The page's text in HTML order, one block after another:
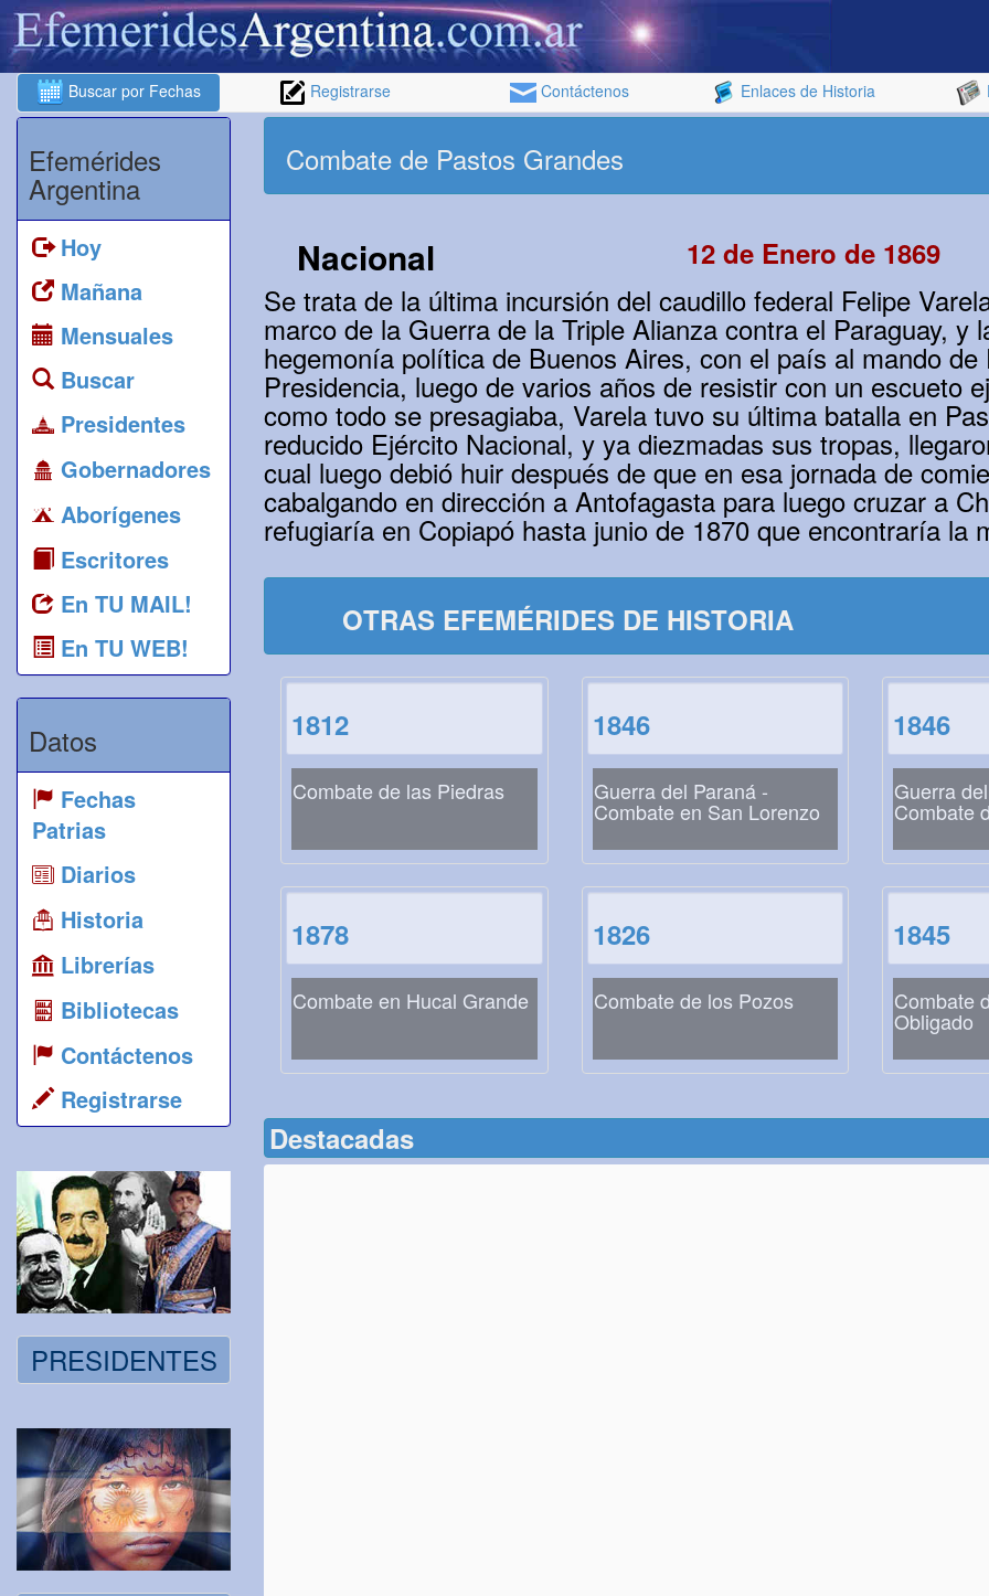
Buscar por Fechas Registrarse Contáctenos Enlaces de Historia
Efemérides
Argentina
Hoy
Mañana
Mensuales
Buscar
Presidentes
Gobernadores
Aborígenes
Escritores
En TU MAIL!
En TU WEB!
Datos
Fechas
Patrias
Diarios
Historia
Librerías
Bibliotecas
Contáctenos
Registrarse
PRESIDENTES
Combate de Pastos Grandes
Nacional 12 de Enero de 1869
Se trata de la última incursión del caudillo federal Felipe
marco de la Guerra de la Triple Alianza contra el Paraguay,
hegemonía política de Buenos Aires, con el país al mando
Presidencia, luego de varios años de resistir con un escueto
como todo se presagiaba, Varela tuvo su última batalla en
reducido Ejército Nacional, y ya diezmadas sus tropas,
cual luego debió huir después de que en esa jornada de
cabalgando en dirección a Antofagasta para luego cruzar a
refugiaría en Copiapó hasta junio de 1870 que encontraría la
OTRAS EFEMÉRIDES DE HISTORIA
1812
Combate de las Piedras
1846
Guerra del Paraná -
Combate en San Lorenzo
1846
Guerra
Combate
1878
Combate en Hucal Grande
1826
Combate de los Pozos
1845
Combate
Obligado
Destacadas